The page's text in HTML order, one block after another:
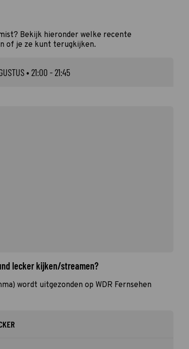
Bekijk hieronder welke recente
of je ze kunt terugkijken.
• 21:00 - 21:45
lecker kijken/streamen?
wordt uitgezonden op WDR Fernsehen